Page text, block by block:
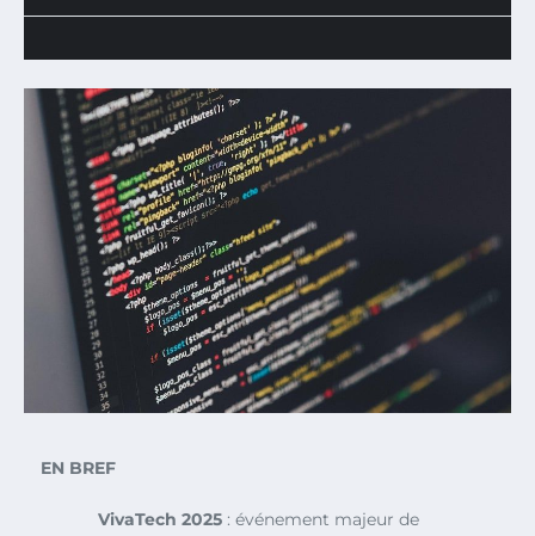
EN BREF
VivaTech 2025 : événement majeur de